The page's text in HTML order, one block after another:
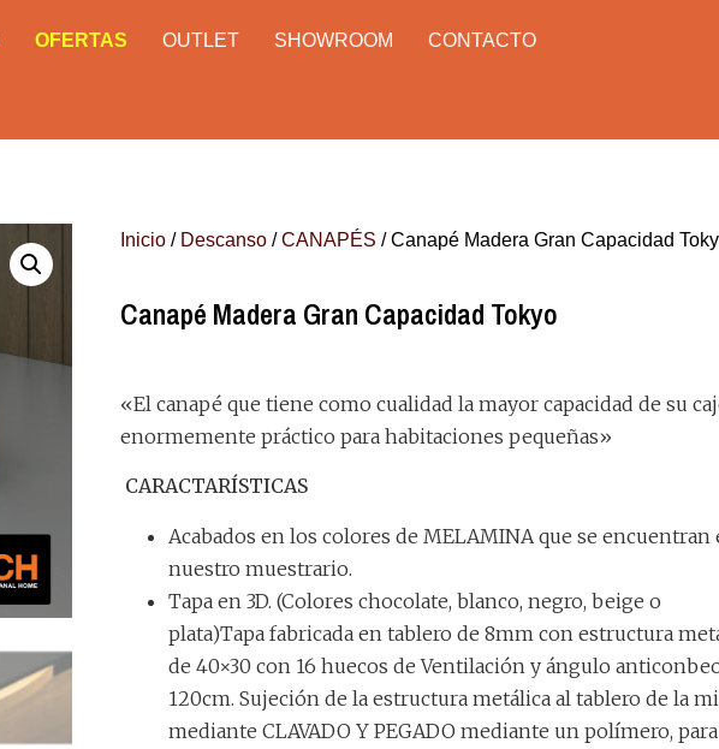
OFERTAS OUTLET SHOWROOM CONTACTO
Inicio / Descanso /CANAPÉS / Canapé Madera Gran Capacidad
Canapé Madera Gran Capacidad Tokyo
«El canapé que tiene como cualidad la mayor capacidad de su
enormemente práctico para habitaciones pequeñas»
CARACTARÍSTICAS
Acabados en los colores de MELAMINA que se encuentran
nuestro muestrario.
Tapa en 3D. (Colores chocolate, blanco, negro, beige o
plata)Tapa fabricada en tablero de 8mm con estructura
de 40×30 con 16 huecos de Ventilación y ángulo
120cm. Sujeción de la estructura metálica al tablero de la
mediante CLAVADO Y PEGADO mediante un polímero, para